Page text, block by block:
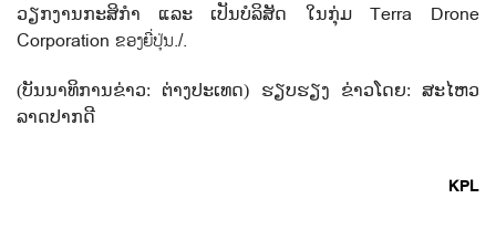
ວຽກງານກະສິກຳ ແລະ ເປັນບໍລິສັດ ໃນກຸ່ມ Terra Drone
Corporation ຂອງຍີ່ປຸ່ນ./.
(ບັນນາທິການຂ່າວ: ຕ່າງປະເທດ) ຮຽບຮຽງ ຂ່າວໂດຍ:
ສະໄຫວ
ລາດປາກດີ
KPL